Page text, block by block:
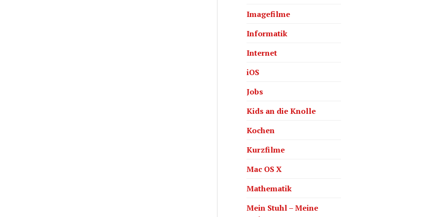
Imagefilme
Informatik
Internet
iOS
Jobs
Kids an die Knolle
Kochen
Kurzfilme
Mac OS X
Mathematik
Mein Stuhl – Meine